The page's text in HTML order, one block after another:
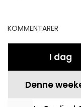
KOMMENTARER
I dag
Denne